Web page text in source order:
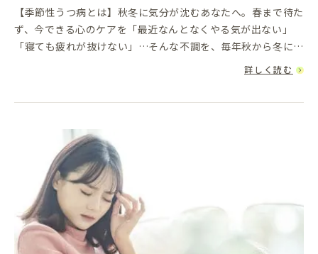
【季節性うつ病とは】秋冬に気分が沈むあなたへ。春まで待た
ず、今できる心のケアを「最近なんとなくやる気が出ない」
「寝ても疲れが抜けない」…そんな不調を、毎年秋から冬にか
けて感じていませんか？それはもしかすると「季節性うつ病
詳しく読む